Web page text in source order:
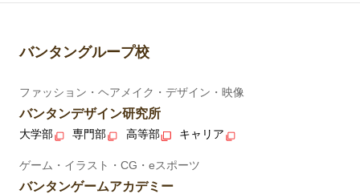
バンタングループ校
ファッション・ヘアメイク・デザイン・映像
バンタンデザイン研究所
大学部 専門部 高等部 キャリア
ゲーム・イラスト・CG・eスポーツ
バンタンゲームアカデミー